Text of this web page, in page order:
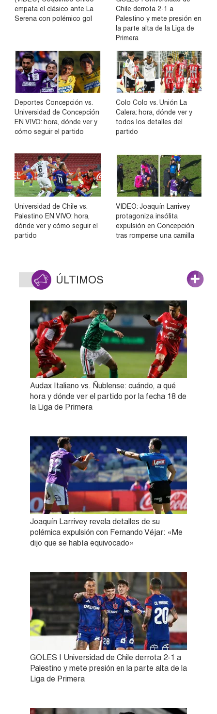
empata el clásico ante La
Serena con polémico gol
Chile derrota 2-1 a
Palestino y mete presión en
la parte alta de la Liga de
Primera
Deportes Concepción vs.
Universidad de Concepción
EN VIVO: hora, dónde ver y
cómo seguir el partido
Colo Colo vs. Unión La
Calera: hora, dónde ver y
todos los detalles del
partido
Universidad de Chile vs.
Palestino EN VIVO: hora,
dónde ver y cómo seguir el
partido
VIDEO: Joaquín Larrivey
protagoniza insólita
expulsión en Concepción
tras romperse una camilla
ÚLTIMOS
Audax Italiano vs. Ñublense: cuándo, a qué
hora y dónde ver el partido por la fecha 18 de
la Liga de Primera
Joaquín Larrivey revela detalles de su
polémica expulsión con Fernando Véjar: «Me
dijo que se había equivocado»
GOLES | Universidad de Chile derrota 2-1 a
Palestino y mete presión en la parte alta de la
Liga de Primera